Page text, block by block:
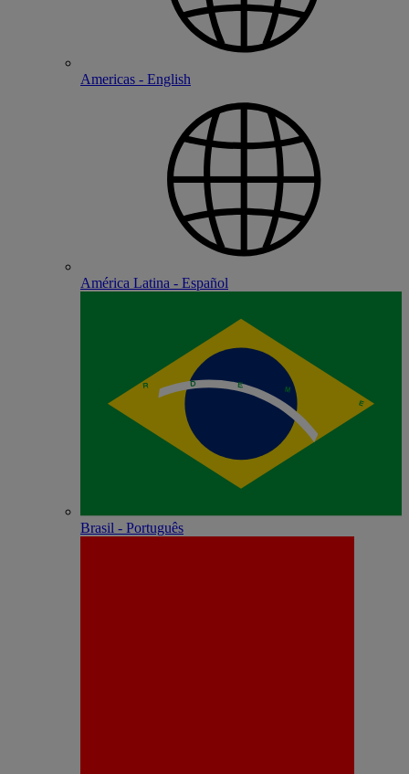
Americas - English
América Latina - Español
Brasil - Português